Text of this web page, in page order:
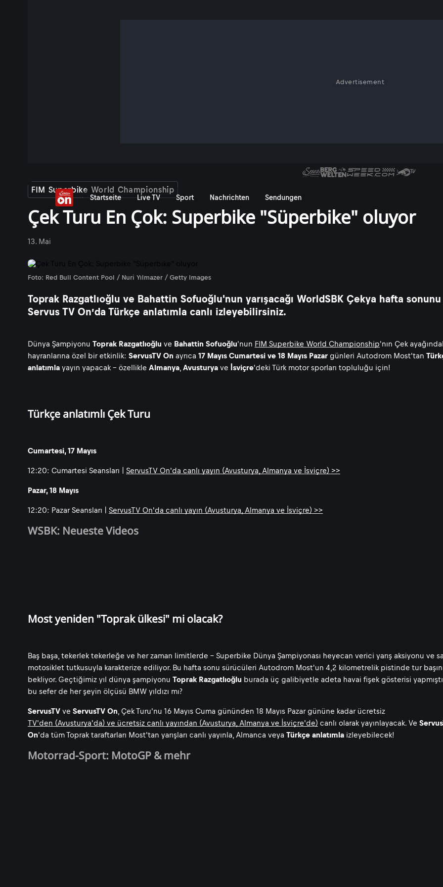
Advertisement
Startseite Live TV Sport Nachrichten Sendungen
FIM Superbike World Championship
Çek Turu En Çok: Superbike "Süperbike" oluyor
13. Mai
Foto: Red Bull Content Pool / Nuri Yılmazer / Getty Images
Toprak Razgatlıoğlu ve Bahattin Sofuoğlu'nun yarışacağı WorldSBK Çekya hafta sonunu
Servus TV On’da Türkçe anlatımla canlı izleyebilirsiniz.
Dünya Şampiyonu Toprak Razgatlıoğlu ve Bahattin Sofuoğlu'nun FIM Superbike World Championship'nın Çek
hayranlarına özel bir etkinlik: ServusTV On ayrıca 17 Mayıs Cumartesi ve 18 Mayıs Pazar günleri Autodrom Most'tan
anlatımla yayın yapacak - özellikle Almanya Avusturya ve İsviçre'deki Türk motor sporları topluluğu için!
Türkçe anlatımlı Çek Turu
Cumartesi, 17 Mayıs
12:20: Cumartesi Seansları | ServusTV On'da canlı yayın (Avusturya, Almanya ve İsviçre) >>
Pazar, 18 Mayıs
12:20: Pazar Seansları | ServusTV On'da canlı yayın (Avusturya, Almanya ve İsviçre) >>
WSBK: Neueste Videos
Most yeniden "Toprak ülkesi" mi olacak?
Baş başa, tekerlek tekerleğe ve her zaman limitlerde - Superbike Dünya Şampiyonası heyecan verici yarış aksiyonu ve
motosiklet tutkusuyla karakterize ediliyor. Bu hafta sonu sürücüleri Autodrom Most'un 4,2 kilometrelik pistinde tur
bekliyor. Geçtiğimiz yıl dünya şampiyonu Toprak Razgatlıoğlu burada üç galibiyetle adeta havai fişek gösterisi
bu sefer de her şeyin ölçüsü BMW yıldızı mı?
ServusTV ve ServusTV On , Çek Turu'nu 16 Mayıs Cuma gününden 18 Mayıs Pazar gününe kadar ücretsiz
TV'den (Avusturya'da) ve ücretsiz canlı yayından (Avusturya, Almanya ve İsviçre'de) canlı olarak yayınlayacak. Ve
On'da tüm Toprak taraftarları Most'tan yarışları canlı yayınla, Almanca veya Türkçe anlatımla izleyebilecek!
Motorrad-Sport: MotoGP & mehr